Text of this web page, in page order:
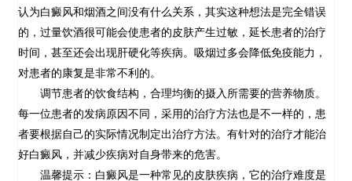
认为白癜风和烟酒之间没有什么关系，其实这种想法是完全错误
的，过量饮酒很可能会使患者的皮肤产生过敏，延长患者的治疗
时间，甚至还会出现肝硬化等疾病。吸烟过多会降低免疫能力，
对患者的康复是非常不利的。
调节患者的饮食结构，合理均衡的摄入所需要的营养物质。
每一位患者的发病原因不同，采用的治疗方法也是不一样的，患
者要根据自己的实际情况制定出治疗方法。有针对的治疗才能治
好白癜风，并减少疾病对自身带来的危害。
温馨提示：白癜风是一种常见的皮肤疾病，它的治疗难度是